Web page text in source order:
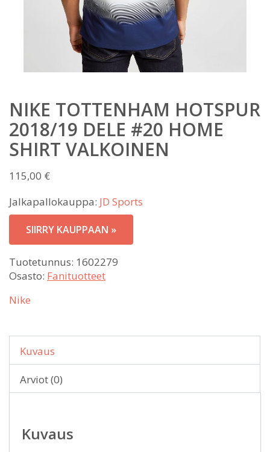
NIKE TOTTENHAM HOTSPUR
2018/19 DELE #20 HOME
SHIRT VALKOINEN
115,00 €
Jalkapallokauppa: JD Sports
SIIRRY KAUPPAAN »
Tuotetunnus: 1602279
Osasto: Fanituotteet
Nike
Kuvaus
Arviot (0)
Kuvaus